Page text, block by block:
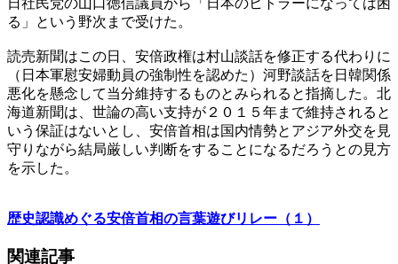
日社民党の山口徳信議員から「日本のヒトラーになっては困
る」という野次まで受けた。
読売新聞はこの日、安倍政権は村山談話を修正する代わりに
（日本軍慰安婦動員の強制性を認めた）河野談話を日韓関係
悪化を懸念して当分維持するものとみられると指摘した。北
海道新聞は、世論の高い支持が２０１５年まで維持されると
いう保証はないとし、安倍首相は国内情勢とアジア外交を見
守りながら結局厳しい判断をすることになるだろうとの見方
を示した。
歴史認識めぐる安倍首相の言葉遊びリレー（１）
関連記事